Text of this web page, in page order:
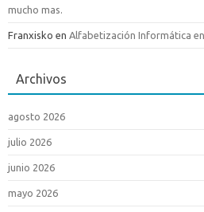
mucho mas.
Franxisko en Alfabetización Informática
Archivos
agosto 2026
julio 2026
junio 2026
mayo 2026